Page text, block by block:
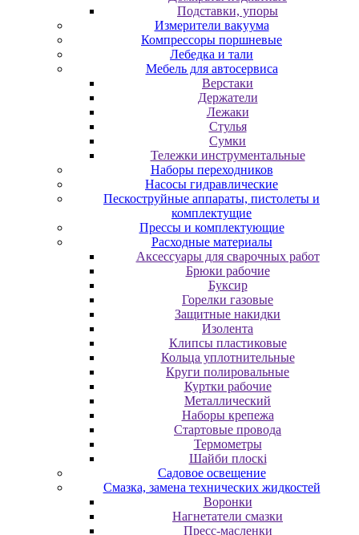
Подставки, упоры
Измерители вакуума
Компрессоры поршневые
Лебедка и тали
Мебель для автосервиса
Верстаки
Держатели
Лежаки
Стулья
Сумки
Тележки инструментальные
Наборы переходников
Насосы гидравлические
Пескоструйные аппараты, пистолеты и
комплектущие
Прессы и комплектующие
Расходные материалы
Аксессуары для сварочных работ
Брюки рабочие
Буксир
Горелки газовые
Защитные накидки
Изолента
Клипсы пластиковые
Кольца уплотнительные
Круги полировальные
Куртки рабочие
Металлический
Наборы крепежа
Стартовые провода
Термометры
Шайби плоскі
Садовое освещение
Смазка, замена технических жидкостей
Воронки
Нагнетатели смазки
Пресс-масленки